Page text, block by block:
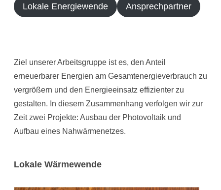
Lokale Energiewende Ansprechpartner
Ziel unserer Arbeitsgruppe ist es, den Anteil
erneuerbarer Energien am Gesamtenergieverbrauch zu
vergrößern und den Energieeinsatz effizienter zu
gestalten. In diesem Zusammenhang verfolgen wir zur
Zeit zwei Projekte: Ausbau der Photovoltaik und
Aufbau eines Nahwärmenetzes.
Lokale Wärmewende